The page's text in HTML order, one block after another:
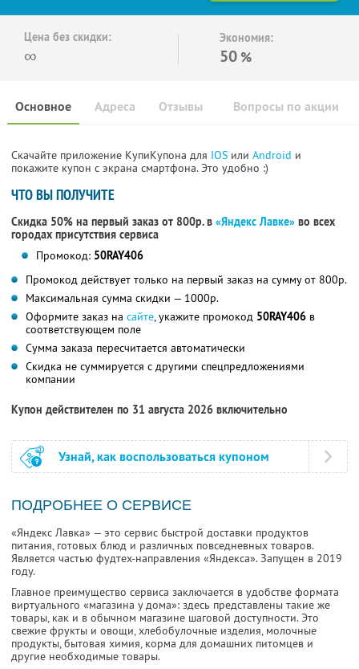
Цена без скидки:
∞
Экономия:
50 %
Основное Отзывы Вопросы по акции
Адреса
Скачайте приложение КупиКупона для IOS или Android и
покажите купон с экрана смартфона. Это удобно :)
ЧТО ВЫ ПОЛУЧИТЕ
Скидка 50% на первый заказ от 800р. в «Яндекс Лавке» во всех
городах присутствия сервиса
Промокод: 50RAY406
Промокод действует только на первый заказ на сумму от 800р.
Максимальная сумма скидки — 1000р.
Оформите заказ на сайте, укажите промокод 50RAY406 в
соответствующем поле
Сумма заказа пересчитается автоматически
Скидка не суммируется с другими спецпредложениями
компании
Купон действителен по 31 августа 2026 включительно
Узнай, как воспользоваться купоном
ПОДРОБНЕЕ О СЕРВИСЕ
«Яндекс Лавка» — это сервис быстрой доставки продуктов
питания, готовых блюд и различных повседневных товаров.
Является частью фудтех-направления «Яндекса». Запущен в 2019
году.
Главное преимущество сервиса заключается в удобстве формата
виртуального «магазина у дома»: здесь представлены такие же
товары, как и в обычном магазине шаговой доступности. Это
свежие фрукты и овощи, хлебобулочные изделия, молочные
продукты, бытовая химия, корма для домашних питомцев и
другие необходимые товары.